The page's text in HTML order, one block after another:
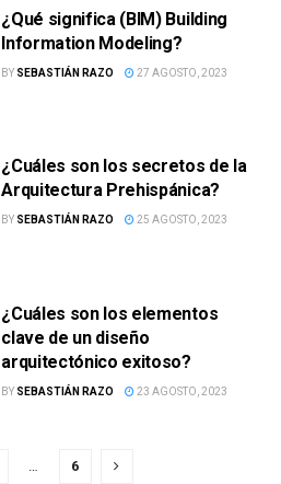
¿Qué significa (BIM) Building
Information Modeling?
BY SEBASTIÁN RAZO 27 AGOSTO, 2023
¿Cuáles son los secretos de la
Arquitectura Prehispánica?
BY SEBASTIÁN RAZO 25 AGOSTO, 2023
¿Cuáles son los elementos
clave de un diseño
arquitectónico exitoso?
BY SEBASTIÁN RAZO 23 AGOSTO, 2023
… 6